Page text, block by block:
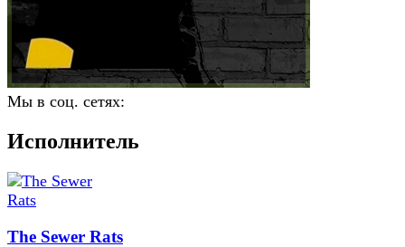
Мы в соц. сетях:
Исполнитель
The Sewer Rats